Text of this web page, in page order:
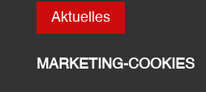
Aktuelles
MARKETING-COOKIES